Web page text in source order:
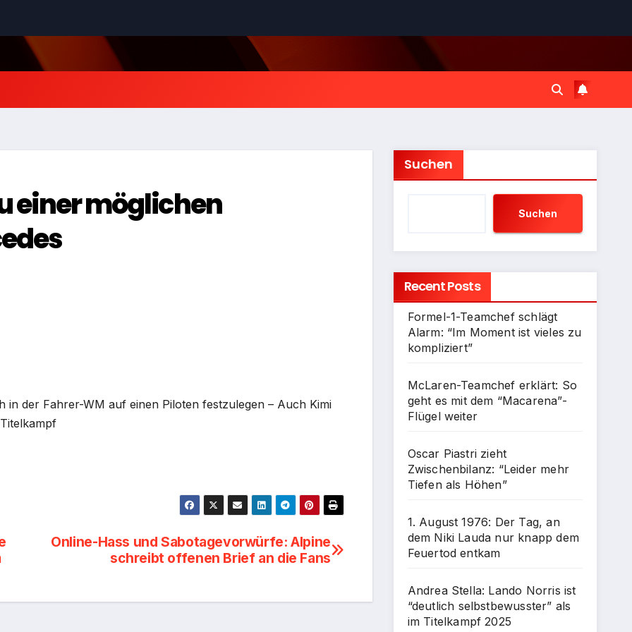
einer möglichen
der Fahrer-WM auf einen Piloten festzulegen – Auch Kimi
Online-Hass und Sabotagevorwürfe: Alpine
schreibt offenen Brief an die Fans
Suchen
Suchen
Recent Posts
Formel-1-Teamchef schlägt
Alarm: “Im Moment ist vieles zu
kompliziert”
McLaren-Teamchef erklärt: So
geht es mit dem “Macarena”-
Flügel weiter
Oscar Piastri zieht
Zwischenbilanz: “Leider mehr
Tiefen als Höhen”
1. August 1976: Der Tag, an
dem Niki Lauda nur knapp dem
Feuertod entkam
Andrea Stella: Lando Norris ist
“deutlich selbstbewusster” als
im Titelkampf 2025